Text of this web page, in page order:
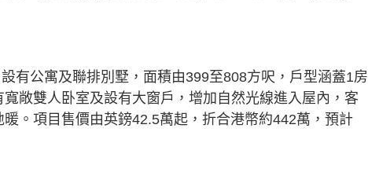
有公寓及聯排別墅，面積由399至808方呎，戶型涵蓋1房
敞雙人卧室及設有大窗戶，增加自然光線進入屋內，客
。項目售價由英鎊42.5萬起，折合港幣約442萬，預計